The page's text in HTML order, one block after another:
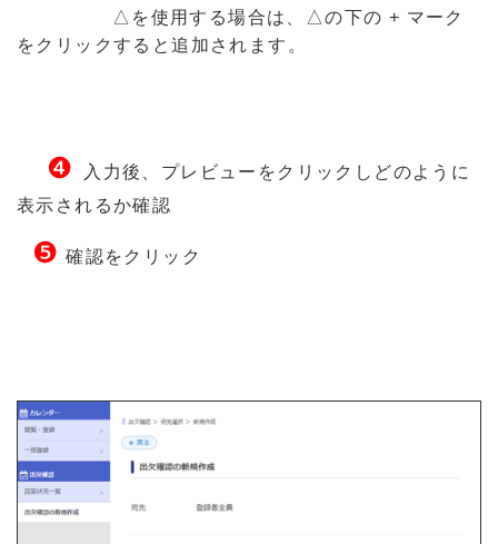
△を使用する場合は、△の下の + マーク
をクリックすると追加されます。
❹
入力後、プレビューをクリックしどのように
表示されるか確認
❺ 確認をクリック